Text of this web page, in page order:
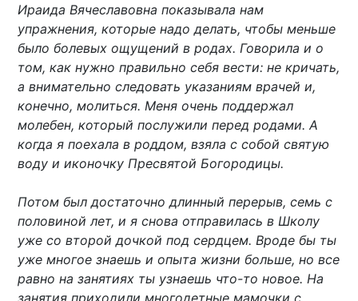
Ираида Вячеславовна показывала нам
упражнения, которые надо делать, чтобы меньше
было болевых ощущений в родах. Говорила и о
том, как нужно правильно себя вести: не кричать,
а внимательно следовать указаниям врачей и,
конечно, молиться. Меня очень поддержал
молебен, который послужили перед родами. А
когда я поехала в роддом, взяла с собой святую
воду и иконочку Пресвятой Богородицы.
Потом был достаточно длинный перерыв, семь с
половиной лет, и я снова отправилась в Школу
уже со второй дочкой под сердцем. Вроде бы ты
уже многое знаешь и опыта жизни больше, но все
равно на занятиях ты узнаешь что-то новое. На
занятия приходили многодетные мамочки с